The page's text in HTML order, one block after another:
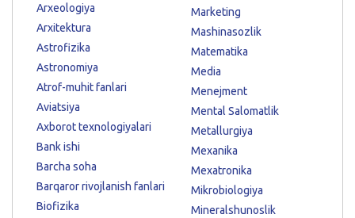
Arxeologiya
Arxitektura
Astrofizika
Astronomiya
Atrof-muhit fanlari
Aviatsiya
Axborot texnologiyalari
Bank ishi
Barcha soha
Barqaror rivojlanish fanlari
Biofizika
Marketing
Mashinasozlik
Matematika
Media
Menejment
Mental Salomatlik
Metallurgiya
Mexanika
Mexatronika
Mikrobiologiya
Mineralshunoslik